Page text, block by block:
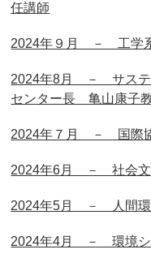
任講師
2024年９月 － 工学
2024年8月 － サステ
センター長 亀山康子
2024年７月 － 国際
2024年6月 － 社会文
2024年5月 － 人間環
2024年4月 － 環境シ